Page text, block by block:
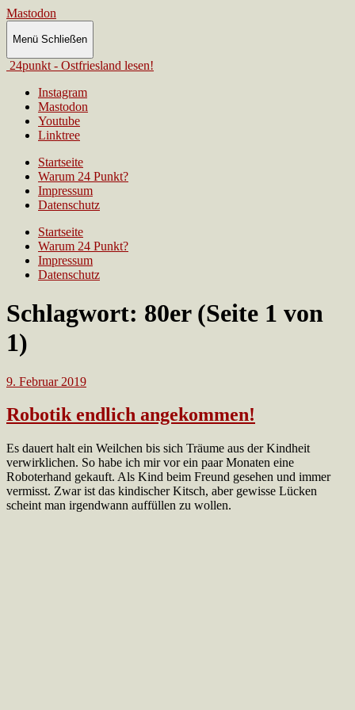
Mastodon
Menü Schließen
24punkt - Ostfriesland lesen!
Instagram
Mastodon
Youtube
Linktree
Startseite
Warum 24 Punkt?
Impressum
Datenschutz
Startseite
Warum 24 Punkt?
Impressum
Datenschutz
Schlagwort: 80er (Seite 1 von
1)
9. Februar 2019
Robotik endlich angekommen!
Es dauert halt ein Weilchen bis sich Träume aus der Kindheit
verwirklichen. So habe ich mir vor ein paar Monaten eine
Roboterhand gekauft. Als Kind beim Freund gesehen und immer
vermisst. Zwar ist das kindischer Kitsch, aber gewisse Lücken
scheint man irgendwann auffüllen zu wollen.